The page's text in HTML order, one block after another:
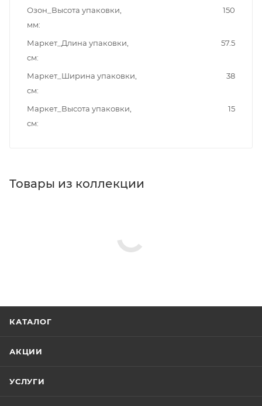
Озон_Высота упаковки,
мм
150
Маркет_Длина упаковки,
см
57.5
Маркет_Ширина упаковки,
см
38
Маркет_Высота упаковки,
см
15
Товары из коллекции
КАТАЛОГ
АКЦИИ
УСЛУГИ